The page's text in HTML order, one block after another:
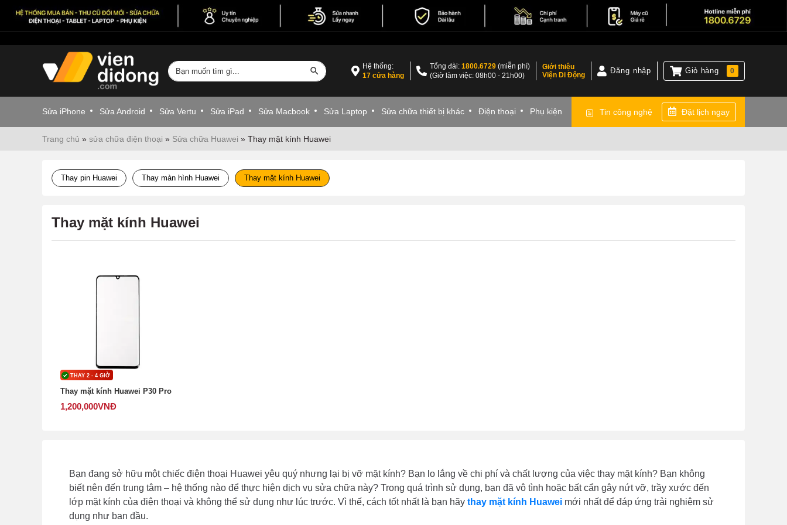
Hệ thống:
17 cửa hàng
Tổng đài:1800.6729 (miễn phí)
(Giờ làm việc: 08h00 - 21h00)
Giới thiệu
Viện Di Động
Đăng nhập Giỏ hàng 0
Sửa iPhone Sửa Android Sửa Vertu Sửa iPad Sửa Macbook Sửa Laptop Sửa chữa thiết bị khác Điện thoại Phụ kiện Tin công nghệ Đặt lịch ngay
Trang chủ » sửa chữa điện thoại » Sửa chữa Huawei » Thay mặt kính Huawei
Thay pin Huawei Thay màn hình Huawei Thay mặt kính Huawei
Thay mặt kính Huawei
THAY 2 - 4 GIỜ
Thay mặt kính Huawei P30 Pro
1,200,000VNĐ
Bạn đang sở hữu một chiếc điện thoại Huawei yêu quý nhưng lại bị vỡ mặt kính? Bạn lo lắng về chi phí và chất lượng của việc thay mặt kính? Bạn không
biết nên đến trung tâm – hệ thống nào để thực hiện dịch vụ sửa chữa này? Trong quá trình sử dụng, bạn đã vô tình hoặc bất cẩn gây nứt vỡ, trầy xước đến
lớp mặt kính của điện thoại và không thể sử dụng như lúc trước. Vì thế, cách tốt nhất là bạn hãy thay mặt kính Huawei mới nhất để đáp ứng trải nghiệm sử
dụng như ban đầu.